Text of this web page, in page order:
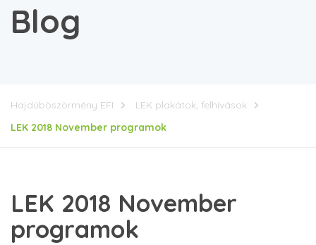
Blog
Hajdúböszörmény EFI
LEK plakátok, felhívások
LEK 2018 November programok
LEK 2018 November
programok